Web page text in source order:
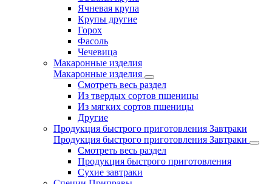
Ячневая крупа
Крупы другие
Горох
Фасоль
Чечевица
Макаронные изделия
Макаронные изделия
Смотреть весь раздел
Из твердых сортов пшеницы
Из мягких сортов пшеницы
Другие
Продукция быстрого приготовления Завтраки
Продукция быстрого приготовления Завтраки
Смотреть весь раздел
Продукция быстрого приготовления
Сухие завтраки